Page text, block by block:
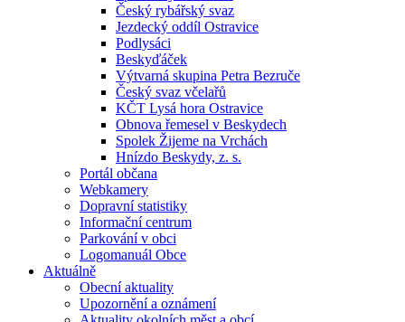
Český rybářský svaz
Jezdecký oddíl Ostravice
Podlysáci
Beskyďáček
Výtvarná skupina Petra Bezruče
Český svaz včelařů
KČT Lysá hora Ostravice
Obnova řemesel v Beskydech
Spolek Žijeme na Vrchách
Hnízdo Beskydy, z. s.
Portál občana
Webkamery
Dopravní statistiky
Informační centrum
Parkování v obci
Logomanuál Obce
Aktuálně
Obecní aktuality
Upozornění a oznámení